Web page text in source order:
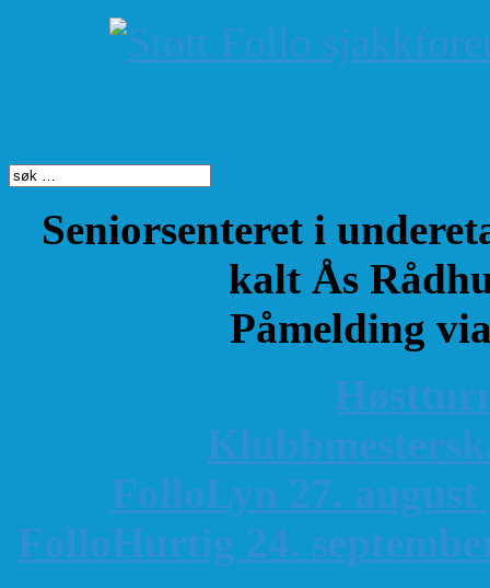
Seniorsenteret i
kalt Ås
Påmelding
K
FolloLyn 27. august
FolloHurtig 24.